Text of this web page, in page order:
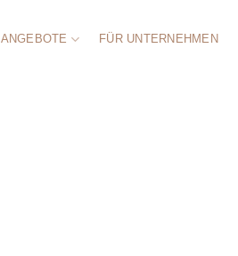
ANGEBOTE FÜR UNTERNEHMEN